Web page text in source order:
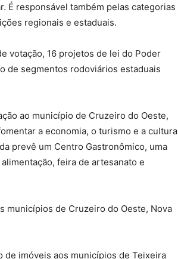
É responsável também pelas categorias
regionais e estaduais.
votação, 16 projetos de lei do Poder
de segmentos rodoviários estaduais
ao município de Cruzeiro do Oeste,
a economia, o turismo e a cultura
prevê um Centro Gastronômico, uma
feira de artesanato e
municípios de Cruzeiro do Oeste, Nova
de imóveis aos municípios de Teixeira